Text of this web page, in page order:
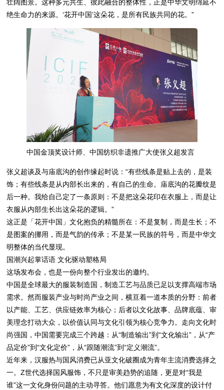
壮阔图景。这种多元共生、彼此融合的整体性，正是中华文明绵延不
绝生命力的来源。‘花开中国’这朵花，是所有民族共同的花。”
中国金顶奖设计师、中国纺织非遗推广大使张义超发言
张义超谈及与庙底沟的创作缘起时说：“有些线条是贴上去的，是装
饰；有些线条是从内部长出来的，有自己的生命。庙底沟的花瓣纹是
后一种。我给自己定了一条原则：不是把这朵花印在衣服上，而是让
衣服从内部生长出这朵花的逻辑。”
这正是「花开中国」文化抱负的精髓所在：不是复制，而是生长；不
是图案的挪用，而是气韵的传承；不是某一民族的符号，而是中华文
明整体的当代显现。
国潮兴起掌话语 文化驱动塑格局
这场发布会，也是一份向整个行业发出的邀约。
中国是全球最大的服装制造国，制造工艺与品质已足以支撑高端市场
需求。然而服装产业与时尚产业之间，横亘着一道本质的分野：前者
以产能、工艺、供应链效率为核心；后者以文化故事、品牌底蕴、审
美理念打动大众，以价值认同与文化引领为核心竞争力。走向文化时
尚强国，中国需要完成三个跨越：从“制造输出”到“文化输出”，从“产
品定价”到“文化定价”，从“跟随潮流”到“定义潮流”。
近年来，汉服热与国风消费已从亚文化破圈成为青年主流消费选择之
一。Z世代选择国风服饰，不只是审美趋势的追随，更是对“我是
谁”这一文化身份问题的主动寻答。他们愿意为有文化深度的设计付